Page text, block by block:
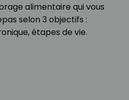
alimentaire qui vous
selon 3 objectifs :
étapes de vie.